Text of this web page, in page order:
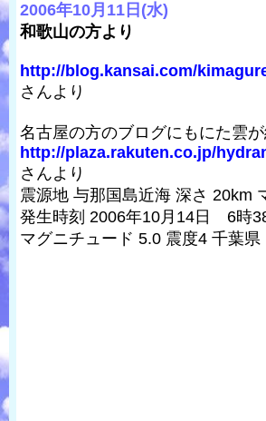
2006年10月11日(水)
和歌山の方より
http://blog.kansai.com/
さんより
名古屋の方のブログにもにた雲が
http://plaza.rakuten.co.jp/
さんより
震源地 与那国島近海 深さ 20km
発生時刻 2006年10月14日 6時
マグニチュード 5.0 震度4 千葉県